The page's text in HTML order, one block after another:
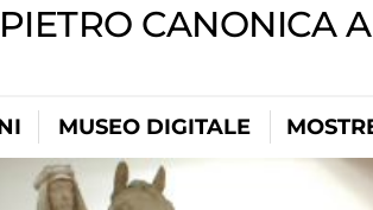
CANONICA
MUSEO DIGITALE